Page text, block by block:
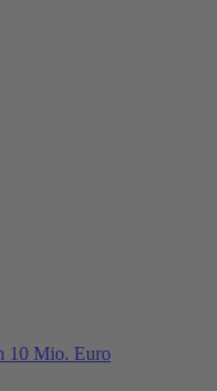
10 Mio. Euro